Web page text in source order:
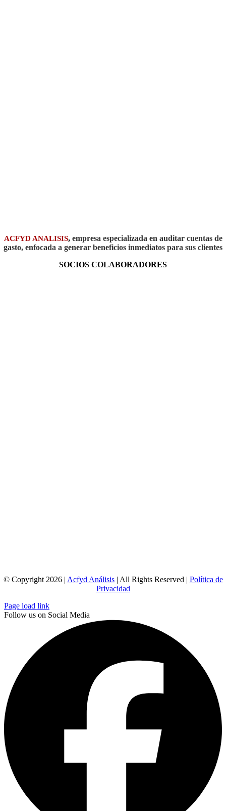
ACFYD ANALISIS,empresa especializada en auditar cuentas de
gasto, enfocada a generar beneficios inmediatos para sus clientes
SOCIOS COLABORADORES
© Copyright 2026 | Acfyd Análisis| All Rights Reserved | Política de
Privacidad
Page load link
Follow us on Social Media